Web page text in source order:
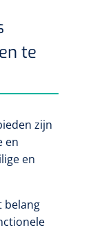
te
zijn
en
en
belang